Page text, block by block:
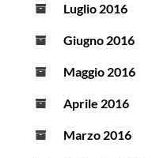
Luglio 2016
Giugno 2016
Maggio 2016
Aprile 2016
Marzo 2016